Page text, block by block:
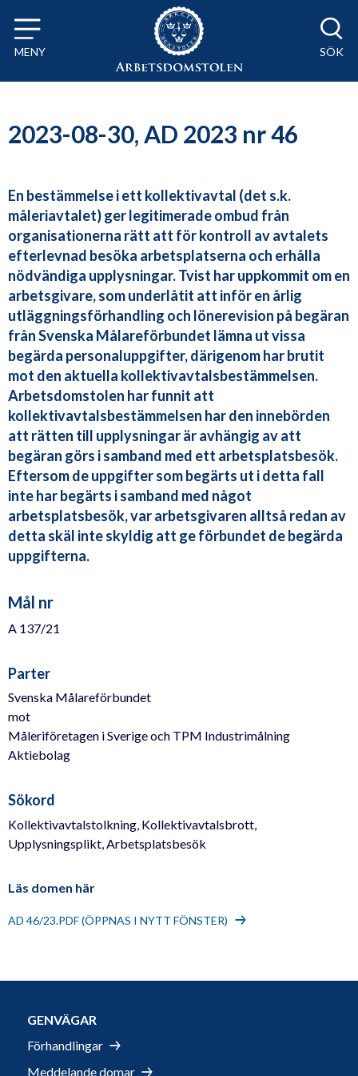
Till innehåll på sidan x
MENY SÖK
2023-08-30, AD 2023 nr 46
En bestämmelse i ett kollektivavtal (det s.k.
måleriavtalet) ger legitimerade ombud från
organisationerna rätt att för kontroll av avtalets
efterlevnad besöka arbetsplatserna och erhålla
nödvändiga upplysningar. Tvist har uppkommit om en
arbetsgivare, som underlåtit att inför en årlig
utläggningsförhandling och lönerevision på begäran
från Svenska Målareförbundet lämna ut vissa
begärda personaluppgifter, därigenom har brutit
mot den aktuella kollektivavtalsbestämmelsen.
Arbetsdomstolen har funnit att
kollektivavtalsbestämmelsen har den innebörden
att rätten till upplysningar är avhängig av att
begäran görs i samband med ett arbetsplatsbesök.
Eftersom de uppgifter som begärts ut i detta fall
inte har begärts i samband med något
arbetsplatsbesök, var arbetsgivaren alltså redan av
detta skäl inte skyldig att ge förbundet de begärda
uppgifterna.
Mål nr
A 137/21
Parter
Svenska Målareförbundet
mot
Måleriföretagen i Sverige och TPM Industrimålning
Aktiebolag
Sökord
Kollektivavtalstolkning, Kollektivavtalsbrott,
Upplysningsplikt, Arbetsplatsbesök
Läs domen här
AD 46/23.PDF (ÖPPNAS I NYTT FÖNSTER)
GENVÄGAR
Förhandlingar
Meddelande domar